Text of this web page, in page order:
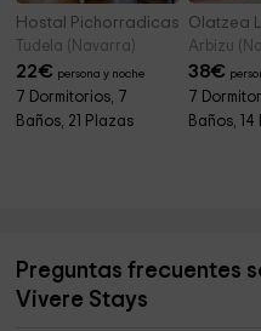
Hostal Pichorradicas
Tudela (Navarra)
22€ persona y noche
7 Dormitorios, 7
Baños, 21 Plazas
Olatzea
Arbizu
38€
7
Baños,
Preguntas frecuentes
Vivere Stays